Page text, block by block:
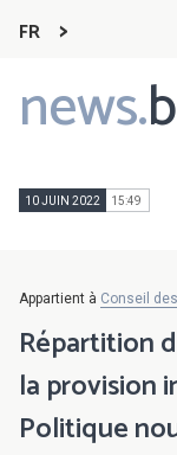
FR
news.
Main
navigation
10 JUIN 2022 15:49
Appartient à Conseil
Répartition
la provision
Politique